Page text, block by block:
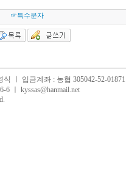
☞특수문자
ㅣ 입금계좌 : 농협 305042-52-
6 ㅣ kyssas@hanmail.net